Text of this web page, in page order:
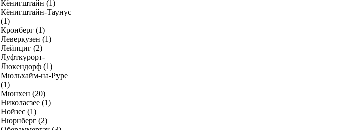
Кёнигштайн (1)
Кёнигштайн-Таунус
(1)
Кронберг (1)
Леверкузен (1)
Лейпциг (2)
Луфткурорт-
Люкендорф (1)
Мюльхайм-на-Руре
(1)
Мюнхен (20)
Николасзее (1)
Нойзес (1)
Нюрнберг (2)